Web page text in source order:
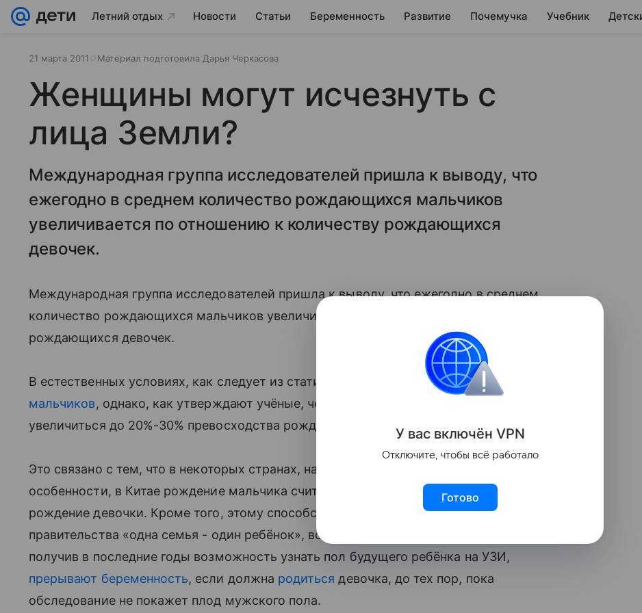
Летний отдых Новости Статьи Беременность Развитие Почемучка Учебник
21 марта 2011 Материал подготовила Дарья Черкасова
Женщины могут исчезнуть с
лица Земли?
Международная группа исследователей пришла к выводу, что
ежегодно в среднем количество рождающихся мальчиков
увеличивается по отношению к количеству рождающихся
девочек.
Международная группа исследователей пришла к выводу, что ежегодно в среднем
количество рождающихся мальчиков увеличивается по отношению к количеству
рождающихся девочек.
В естественных условиях, как следует из статистики,
на 100 девочек рождается 105
мальчиков, однако, как утверждают учёные, через 20 лет это соотношение может
увеличиться до 20%-30% превосходства рождаемости мальчиков.
Это связано с тем, что в некоторых странах, например в Индии, Южной Корее и, в
особенности, в Китае рождение мальчика считается более радостным событием, чем
рождение девочки. Кроме того, этому способствует и лозунг китайского
правительства «одна семья - один ребёнок», вследствие чего многие женщины,
получив в последние годы возможность узнать пол будущего ребёнка на УЗИ,
прерывают беременность, если должна родиться девочка, до тех пор, пока
обследование не покажет плод мужского пола.
У вас включён VPN
Отключите, чтобы всё работало
Готово